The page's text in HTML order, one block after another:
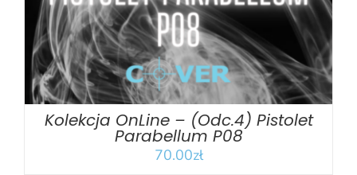
Kolekcja OnLine – (Odc.4) Pistolet
Parabellum P08
70.00zł